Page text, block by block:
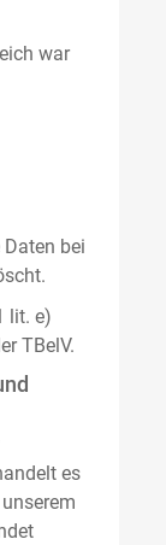
war
bei
lit. e)
TBelV.
es